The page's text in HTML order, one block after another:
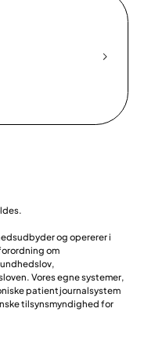
og opererer i
om
Vores egne systemer,
patientjournalsystem
tilsynsmyndighed for